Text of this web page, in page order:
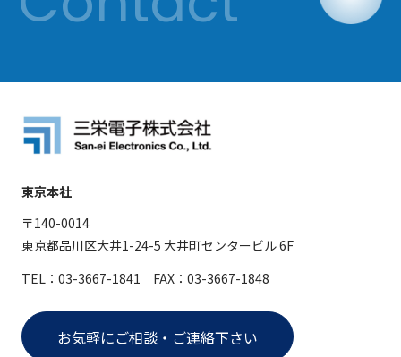
東京本社
〒140-0014
東京都品川区大井1-24-5 大井町センタービル 6F
TEL：03-3667-1841 FAX：03-3667-1848
お気軽にご相談・ご連絡下さい